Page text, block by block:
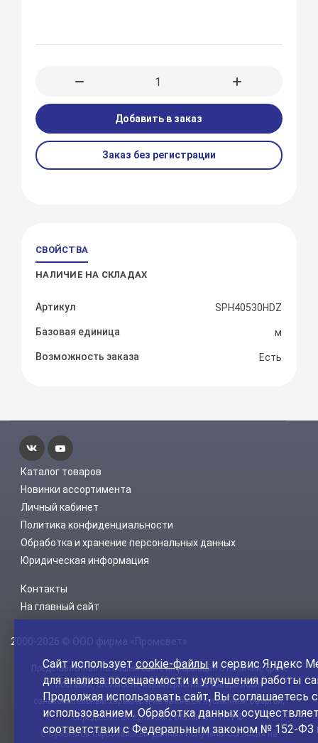
Добавить в заказ
Заказ без регистрации
СВОЙСТВА
НАЛИЧИЕ НА СКЛАДАХ
Артикул SPH40530HDZ
Базовая единица м
Возможность заказа Есть
Каталог товаров
Новинки ассортимента
Личный кабинет
Политика конфиденциальности
Обработка и хранение персональных данных
Юридическая информация
Контакты
На главный сайт
2000-2026 © ООО фирма «Промсвет»
Представленная на нашем сайте информация о наличии, сроке
поставки, стоимости, характеристиках товара носит
ознакомительный характер и не является публичной офертой,
определенной пунктом 2 статьи 437 ГК РФ.
С Субъектов персональных данных получены Согласия на
Сайт используетcookie-файлы и сервис Яндекс
для анализа посещаемости и улучшения работы
Продолжая использовать сайт, Вы соглашаетесь
использованием. Обработка данных
соответствии с Федеральным законом № 152-ФЗ